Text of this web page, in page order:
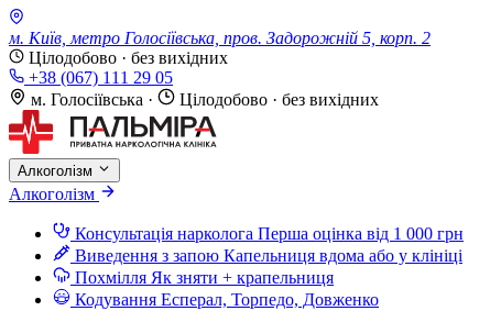
м. Київ, метро Голосіївська, пров. Задорожній 5, корп. 2
Цілодобово · без вихідних
+38 (067) 111 29 05
м. Голосіївська · Цілодобово · без вихідних
Алкоголізм
Алкоголізм
Консультація нарколога Перша оцінка від 1 000 грн
Виведення з запою Капельниця вдома або у клініці
Похмілля Як зняти + крапельниця
Кодування Есперал, Торпедо, Довженко